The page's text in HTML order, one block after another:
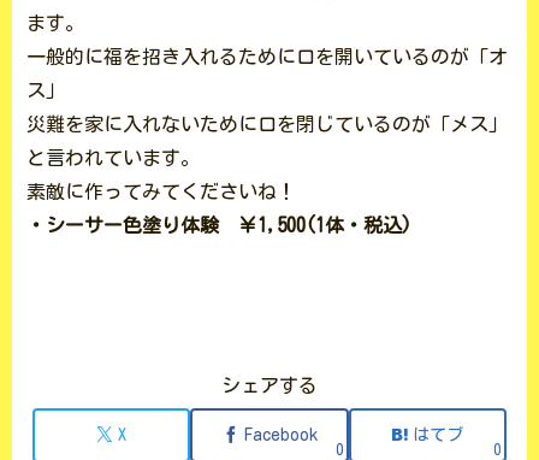
ます。
一般的に福を招き入れるために口を開いているのが「オ
ス」
災難を家に入れないために口を閉じているのが「メス」
と言われています。
素敵に作ってみてくださいね！
・シーサー色塗り体験 ￥1,500(1体・税込)
シェアする
X Facebook
0
はてブ
0